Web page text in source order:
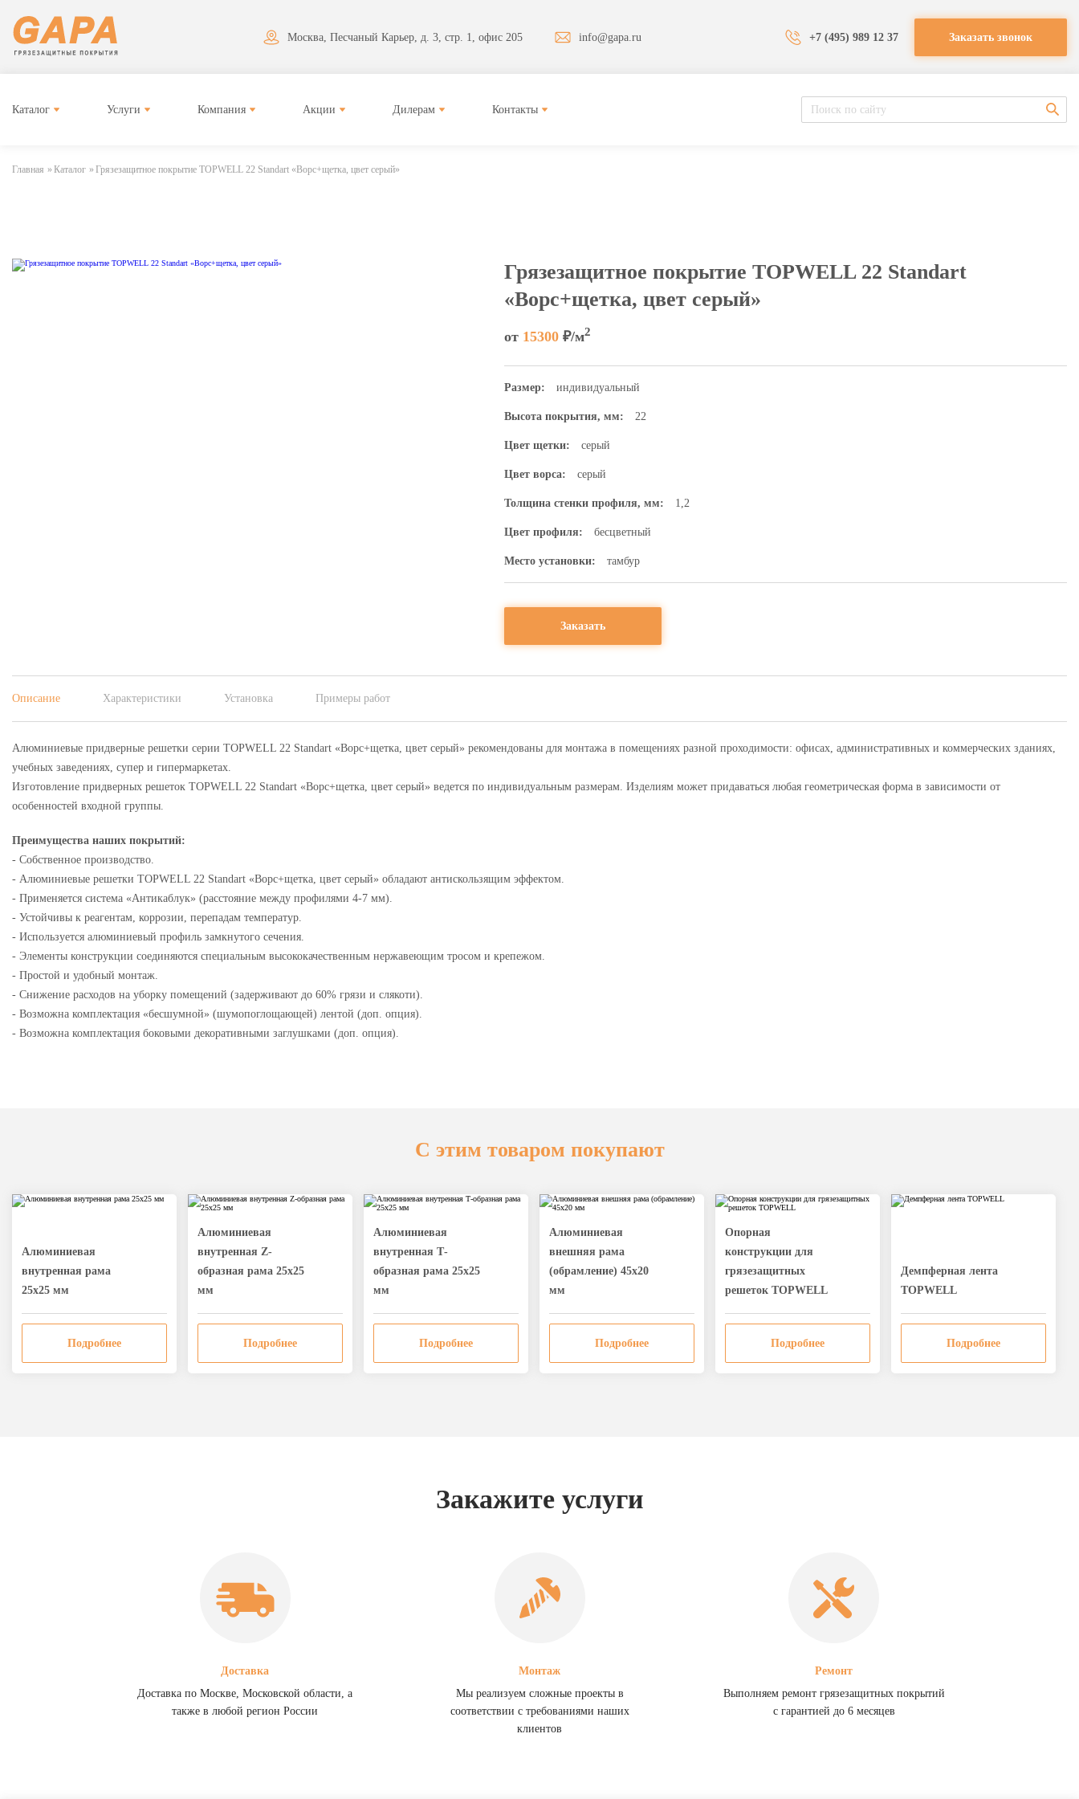
Москва, Песчаный Карьер, д. 3, стр. 1, офис 205 info@gapa.ru +7 (495) 989 12 37 Заказать звонок
Каталог Услуги Компания Акции Дилерам Контакты
Главная »Каталог »Грязезащитное покрытие TOPWELL 22 Standart «Ворс+щетка, цвет серый»
Грязезащитное покрытие TOPWELL 22 Standart
«Ворс+щетка, цвет серый»
от 15300 ₽/м2
Размер: индивидуальный
Высота покрытия, мм: 22
Цвет щетки: серый
Цвет ворса: серый
Толщина стенки профиля, мм: 1,2
Цвет профиля: бесцветный
Место установки: тамбур
Заказать
Описание Характеристики Установка Примеры работ
Алюминиевые придверные решетки серии TOPWELL 22 Standart «Ворс+щетка, цвет серый» рекомендованы для монтажа в помещениях разной проходимости: офисах, административных и коммерческих зданиях,
учебных заведениях, супер и гипермаркетах.
Изготовление придверных решеток TOPWELL 22 Standart «Ворс+щетка, цвет серый» ведется по индивидуальным размерам. Изделиям может придаваться любая геометрическая форма в зависимости от
особенностей входной группы.
Преимущества наших покрытий:
- Собственное производство.
- Алюминиевые решетки TOPWELL 22 Standart «Ворс+щетка, цвет серый» обладают антискользящим эффектом.
- Применяется система «Антикаблук» (расстояние между профилями 4-7 мм).
- Устойчивы к реагентам, коррозии, перепадам температур.
- Используется алюминиевый профиль замкнутого сечения.
- Элементы конструкции соединяются специальным высококачественным нержавеющим тросом и крепежом.
- Простой и удобный монтаж.
- Снижение расходов на уборку помещений (задерживают до 60% грязи и слякоти).
- Возможна комплектация «бесшумной» (шумопоглощающей) лентой (доп. опция).
- Возможна комплектация боковыми декоративными заглушками (доп. опция).
С этим товаром покупают
Алюминиевая
внутренная рама
25х25 мм
Подробнее
Алюминиевая
внутренная Z-
образная рама 25х25
мм
Подробнее
Алюминиевая
внутренная Т-
образная рама 25х25
мм
Подробнее
Алюминиевая
внешняя рама
(обрамление) 45х20
мм
Подробнее
Опорная
конструкции для
грязезащитных
решеток TOPWELL
Подробнее
Дeмпферная лента
TOPWELL
Подробнее
Закажите услуги
Доставка
Доставка по Москве, Московской области, а
также в любой регион России
Монтаж
Мы реализуем сложные проекты в
соответствии с требованиями наших
клиентов
Ремонт
Выполняем ремонт грязезащитных покрытий
с гарантией до 6 месяцев